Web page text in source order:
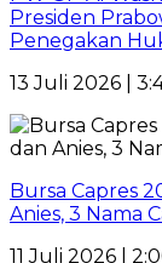
Presiden
Penegakan
13 Juli 2026 |
Bursa Capres
Anies, 3 Nama
11 Juli 2026 |